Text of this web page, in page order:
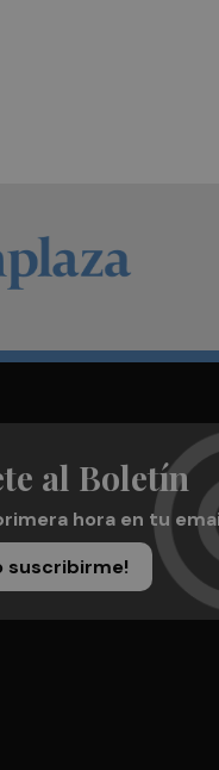
al Boletín
hora en tu
suscribirme!